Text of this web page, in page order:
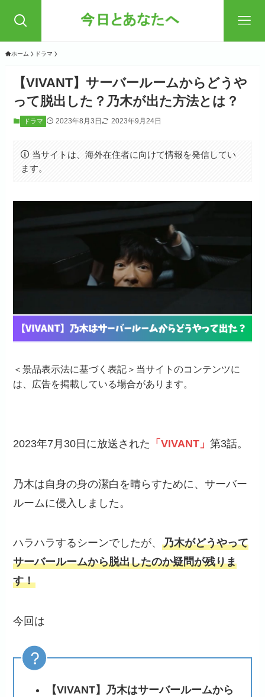
ホーム ドラマ
【VIVANT】サーバールームからどうや
って脱出した？乃木が出た方法とは？
ドラマ 2023年8月3日 2023年9月24日
当サイトは、海外在住者に向けて情報を発信してい
ます。
＜景品表示法に基づく表記＞当サイトのコンテンツに
は、広告を掲載している場合があります。
2023年7月30日に放送された 「VIVANT」第3話。
乃木は自身の身の潔白を晴らすために、サーバー
ルームに侵入しました。
ハラハラするシーンでしたが、乃木がどうやって
サーバールームから脱出したのか疑問が残りま
す！
今回は
【VIVANT】乃木はサーバールームから